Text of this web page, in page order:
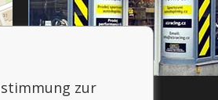
zur